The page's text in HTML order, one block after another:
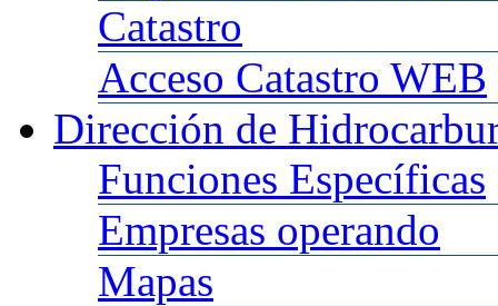
Catastro
Acceso Catastro WEB
Dirección de
Funciones Específicas
Empresas operando
Mapas